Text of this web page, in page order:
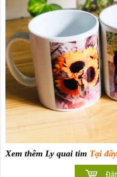
Xem thêm Ly quai tim Tại đây